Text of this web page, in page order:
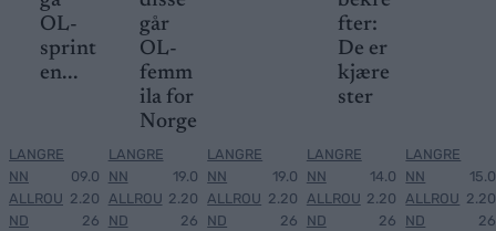
OL-
sprint
en...
LANGRE
NN
ALLROU
ND
09.0
2.20
26
går
OL-
femm
ila for
Norge
LANGRE
NN
ALLROU
ND
19.0
2.20
26
LANGRE
NN
ALLROU
ND
19.0
2.20
26
fter:
De er
kjære
ster
LANGRE
NN
ALLROU
ND
14.0
2.20
26
LANGRE
NN
ALLROU
ND
15.0
2.20
26